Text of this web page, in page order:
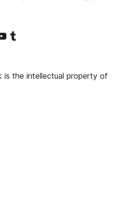
LinkedIn
de TikTok
nuestro canal de YouTube
Visita nuestra cuenta de Tumblr
is the intellectual property of